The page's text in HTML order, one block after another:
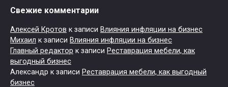
Свежие комментарии
Алексей Кротов к записи Влияния инфляции на бизнес
Михаил к записи Влияния инфляции на бизнес
Главный редактор к записи Реставрация мебели, как
выгодный бизнес
Александр к записи Реставрация мебели, как выгодный
бизнес